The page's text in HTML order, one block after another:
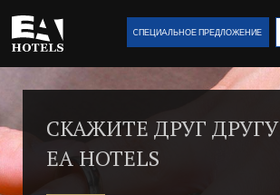
CПЕЦИAЛЬНОЕ ПРЕДЛОЖЕНИЕ
СКАЖИТЕ ДРУГ ДРУГУ
EA HOTELS